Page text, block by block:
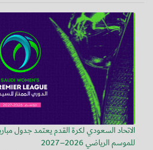
الاتحاد السعودي لكرة القدم يعتمد جدول
للموسم الرياضي 2026–2027